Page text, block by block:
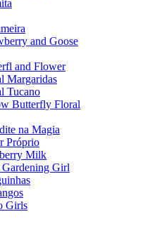
and Goose
and Flower
Margaridas
Tucano
Butterfly Floral
na Magia
Próprio
Milk
Girl
Girls